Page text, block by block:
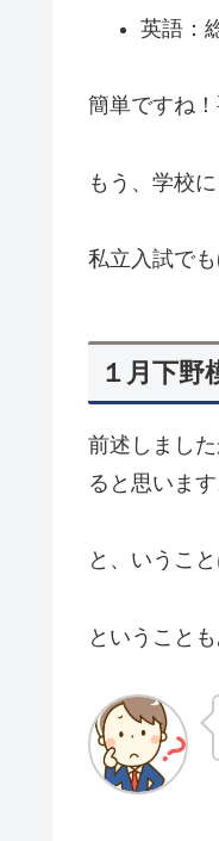
英語：
簡単ですね
もう、学校
私立入試で
１月下野
前述しまし
ると思います
と、いうこと
ということ